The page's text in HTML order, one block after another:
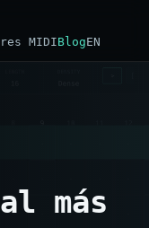
MIDIBlogEN
más